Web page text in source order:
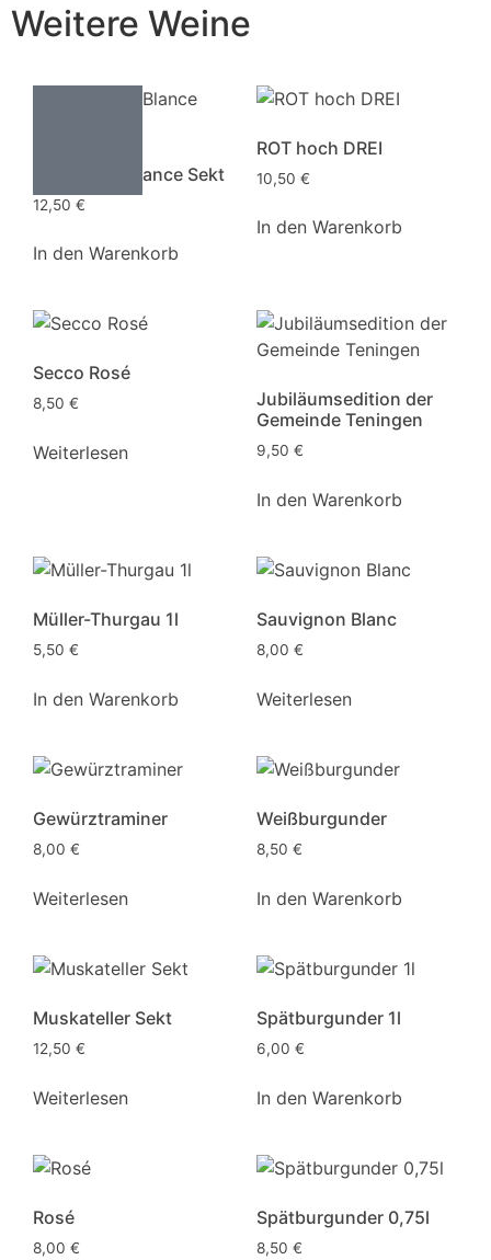
Weitere Weine
Sauvignon Blance Sekt
12,50 €
In den Warenkorb
ROT hoch DREI
10,50 €
In den Warenkorb
Secco Rosé
8,50 €
Weiterlesen
Jubiläumsedition der
Gemeinde Teningen
9,50 €
In den Warenkorb
Müller-Thurgau 1l
5,50 €
In den Warenkorb
Sauvignon Blanc
8,00 €
Weiterlesen
Gewürztraminer
8,00 €
Weiterlesen
Weißburgunder
8,50 €
In den Warenkorb
Muskateller Sekt
12,50 €
Weiterlesen
Spätburgunder 1l
6,00 €
In den Warenkorb
Rosé
8,00 €
Spätburgunder 0,75l
8,50 €